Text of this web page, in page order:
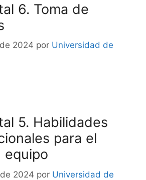
6. Toma de
2024 por Universidad de
5. Habilidades
para el
equipo
2024 por Universidad de